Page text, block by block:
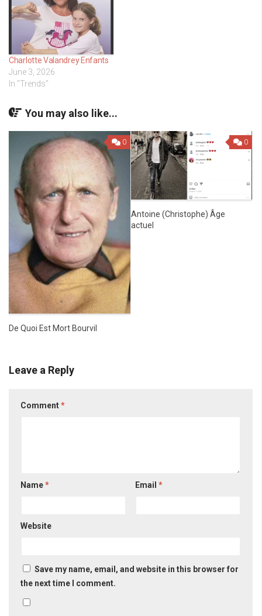
Charlotte Valandrey Enfants
June 3, 2026
In "Trends"
You may also like...
0
De Quoi Est Mort Bourvil
0
Antoine (Christophe) Âge
actuel
Leave a Reply
Comment*
Name* Email*
Website
Save my name, email, and website in this browser for
the next time I comment.